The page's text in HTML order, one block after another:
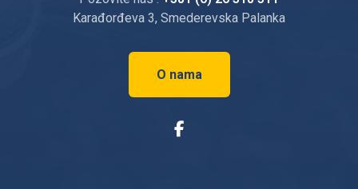
Karađorđeva 3, Smederevska Palanka
O nama